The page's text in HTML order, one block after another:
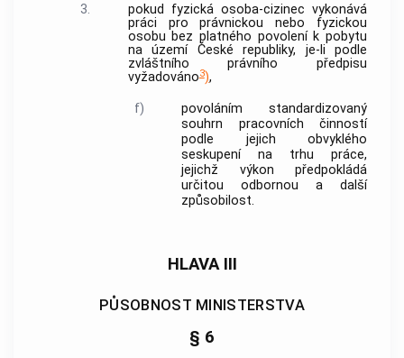
3.
pokud fyzická osoba-cizinec vykonává
práci pro právnickou nebo fyzickou
osobu bez platného povolení k pobytu
na území České republiky, je-li podle
zvláštního právního předpisu
vyžadováno3),
f) povoláním standardizovaný
souhrn pracovních činností
podle jejich obvyklého
seskupení na trhu práce,
jejichž výkon předpokládá
určitou odbornou a další
způsobilost.
HLAVA III
PŮSOBNOST MINISTERSTVA
§ 6